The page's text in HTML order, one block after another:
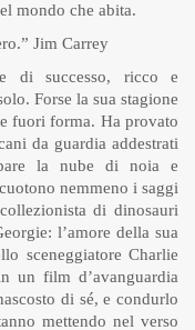
mondo che abita.
Jim Carrey
di successo, ricco e
Forse la sua stagione
fuori forma. Ha provato
da guardia addestrati
la nube di noia e
nemmeno i saggi
di dinosauri
l’amore della sua
sceneggiatore Charlie
un film d’avanguardia
di sé, e condurlo
mettendo nel verso